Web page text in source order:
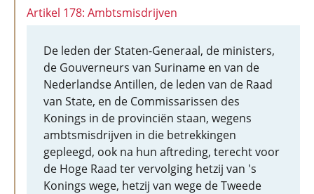
Artikel 178: Ambtsmisdrijven
De leden der Staten-Generaal, de ministers,
de Gouverneurs van Suriname en van de
Nederlandse Antillen, de leden van de Raad
van State, en de Commissarissen des
Konings in de provinciën staan, wegens
ambtsmisdrijven in die betrekkingen
gepleegd, ook na hun aftreding, terecht voor
de Hoge Raad ter vervolging hetzij van 's
Konings wege, hetzij van wege de Tweede